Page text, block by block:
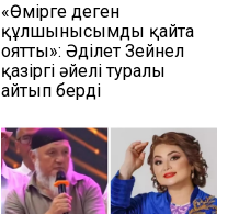
«Өмірге деген
құлшынысымды қайта
оятты»: Әділет Зейнел
қазіргі әйелі туралы
айтып берді